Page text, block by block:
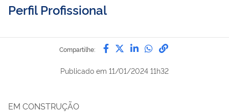
Perfil Profissional
Compartilhe: Compartilhe por Facebook
Compartilhe por Twitter
Compartilhe por
Compartilhe
link para
Publicado em 11/01/2024 11h32
EM CONSTRUÇÃO